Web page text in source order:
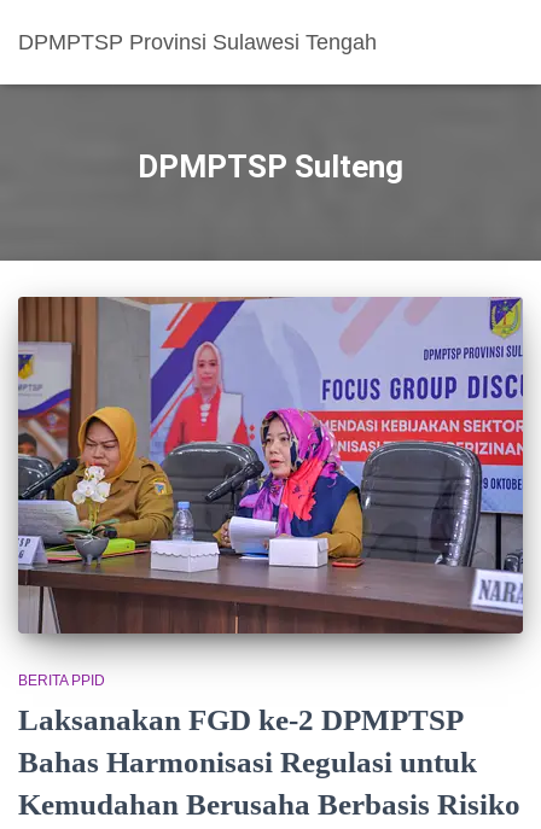
DPMPTSP Provinsi Sulawesi Tengah
DPMPTSP Sulteng
BERITA PPID
Laksanakan FGD ke-2 DPMPTSP
Bahas Harmonisasi Regulasi untuk
Kemudahan Berusaha Berbasis Risiko